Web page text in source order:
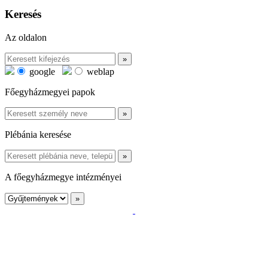
Keresés
Az oldalon
google
weblap
Főegyházmegyei papok
Plébánia keresése
A főegyházmegye intézményei